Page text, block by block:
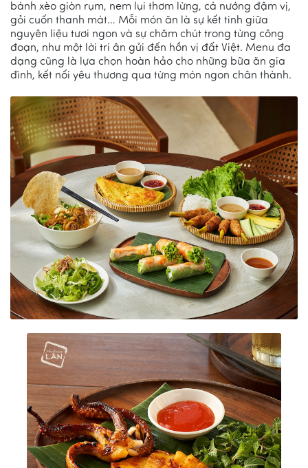
bánh xèo giòn rụm, nem lụi thơm lừng, cá nướng đậm vị,
gỏi cuốn thanh mát… Mỗi món ăn là sự kết tinh giữa
nguyên liệu tươi ngon và sự chăm chút trong từng công
đoạn, như một lời tri ân gửi đến hồn vị đất Việt. Menu đa
dạng cũng là lựa chọn hoàn hảo cho những bữa ăn gia
đình, kết nối yêu thương qua từng món ngon chân thành.